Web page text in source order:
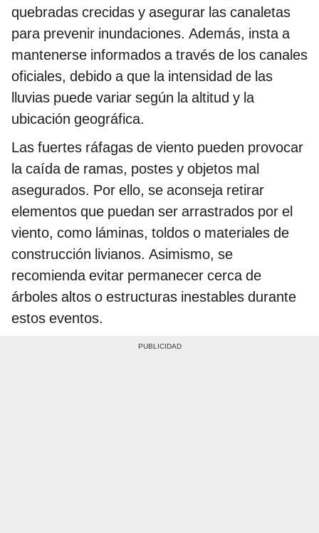
quebradas crecidas y asegurar las canaletas
para prevenir inundaciones. Además, insta a
mantenerse informados a través de los canales
oficiales, debido a que la intensidad de las
lluvias puede variar según la altitud y la
ubicación geográfica.
Las fuertes ráfagas de viento pueden provocar
la caída de ramas, postes y objetos mal
asegurados. Por ello, se aconseja retirar
elementos que puedan ser arrastrados por el
viento, como láminas, toldos o materiales de
construcción livianos. Asimismo, se
recomienda evitar permanecer cerca de
árboles altos o estructuras inestables durante
estos eventos.